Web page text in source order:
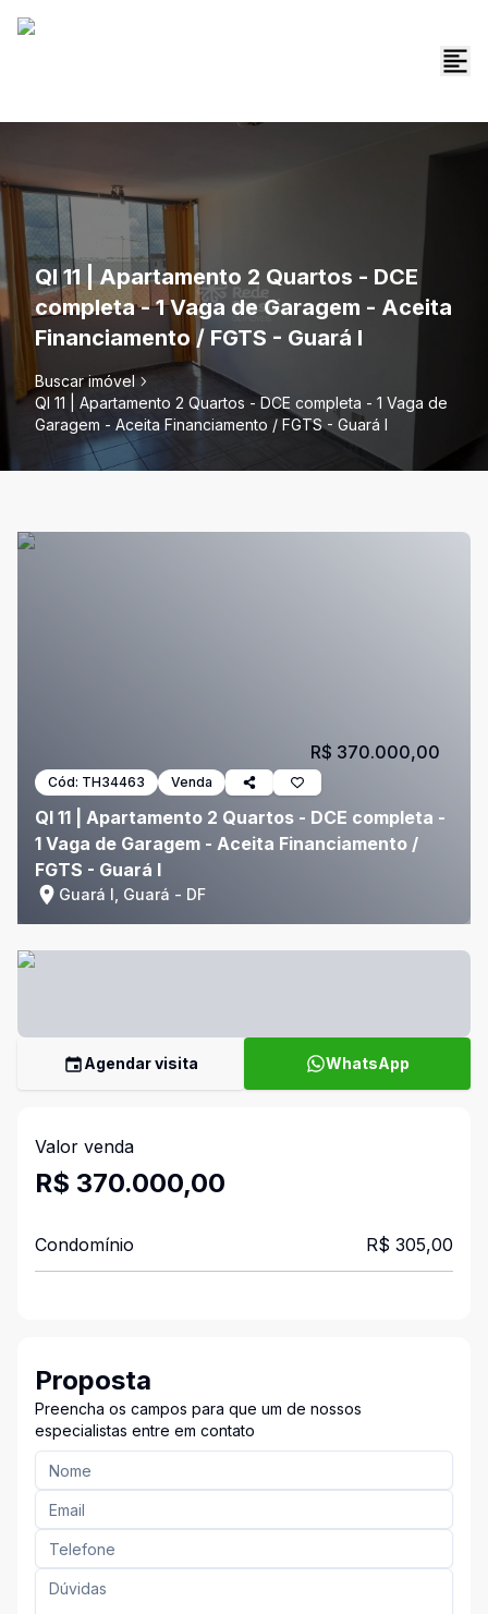
QI 11 | Apartamento 2 Quartos - DCE
completa - 1 Vaga de Garagem - Aceita
Financiamento / FGTS - Guará I
Buscar imóvel
QI 11 | Apartamento 2 Quartos - DCE completa - 1 Vaga de
Garagem - Aceita Financiamento / FGTS - Guará I
Cód: TH34463 Venda
QI 11 | Apartamento 2 Quartos - DCE completa -
1 Vaga de Garagem - Aceita Financiamento /
FGTS - Guará I
Guará I, Guará - DF
R$ 370.000,00
Agendar visita WhatsApp
Valor venda
R$ 370.000,00
Condomínio R$ 305,00
Proposta
Preencha os campos para que um de nossos
especialistas entre em contato